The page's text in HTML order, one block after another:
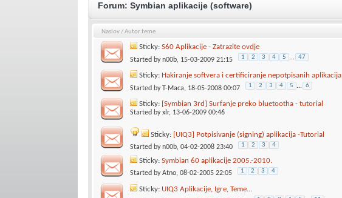
Forum: Symbian aplikacije (software)
Naslov/Autor teme
Sticky: S60 Aplikacije - Zatrazite ovdje
Started byn00b, 15-03-2009 21:15 1 2 3 4 5 ... 47
Sticky: Hakiranje softvera i certificiranje nepotpisanih aplikacija
Started byT-Maca, 18-05-2008 00:07 1 2 3 4 5 ... 6
Sticky: [Symbian 3rd] Surfanje preko bluetootha - tutorial
Started byxlr, 13-06-2009 00:46
Sticky: [UIQ3] Potpisivanje (signing) aplikacija -Tutorial
Started byn00b, 04-02-2008 23:40 1 2 3 4
Sticky: Symbian 60 aplikacije 2005.-2010.
Started byAtno, 08-02-2005 22:05 1 2 3 4
Sticky: UIQ3 Aplikacije, Igre, Teme...